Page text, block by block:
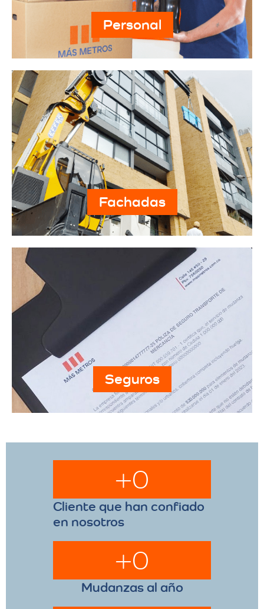
Personal
Fachadas
Seguros
Cliente que han confiado
en nosotros
+0
Mudanzas al año
+0